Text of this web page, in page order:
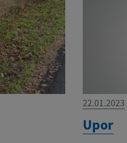
22.01.2023
Upor